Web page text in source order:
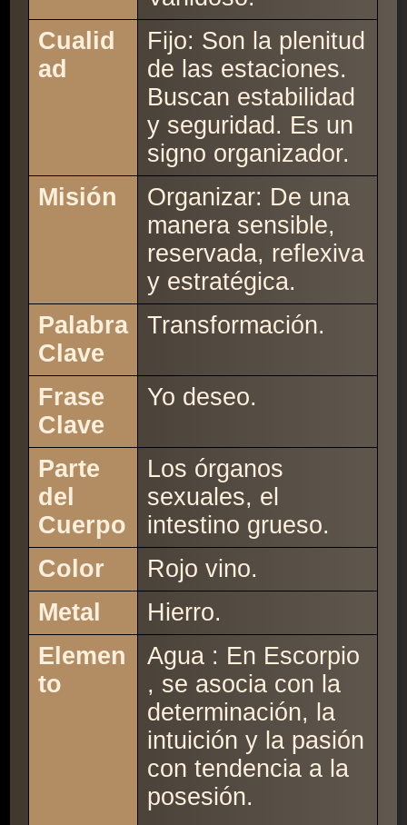
Cualid
ad
Fijo: Son la plenitud
de las estaciones.
Buscan estabilidad
y seguridad. Es un
signo organizador.
Misión
Organizar: De una
manera sensible,
reservada, reflexiva
y estratégica.
Palabra
Clave
Transformación.
Frase
Clave
Yo deseo.
Parte
del
Cuerpo
Los órganos
sexuales, el
intestino grueso.
Color
Rojo vino.
Metal
Hierro.
Elemen
to
Agua : En Escorpio
, se asocia con la
determinación, la
intuición y la pasión
con tendencia a la
posesión.